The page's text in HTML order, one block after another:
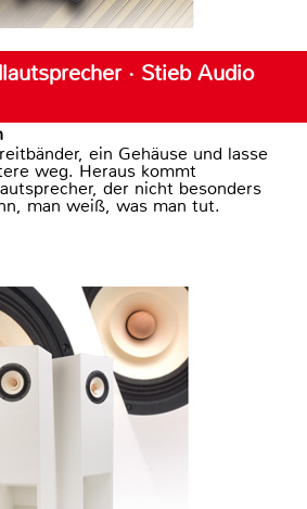
· Stieb Audio
ein Gehäuse und lasse
weg. Heraus kommt
der nicht besonders
man weiß, was man tut.